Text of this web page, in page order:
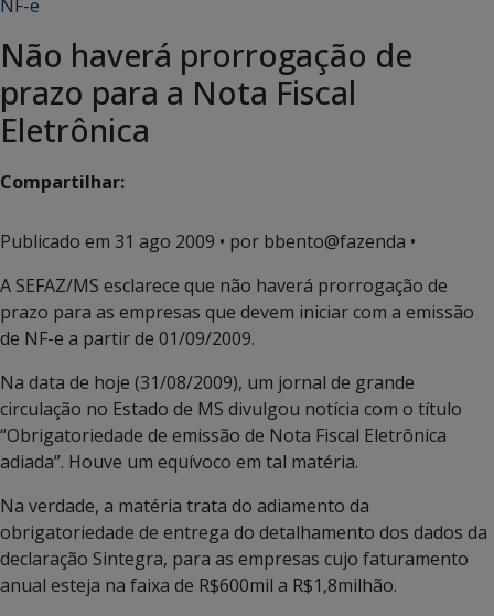
NF-e
Não haverá prorrogação de
prazo para a Nota Fiscal
Eletrônica
Compartilhar:
Publicado em 31 ago 2009 • por bbento@fazenda •
A SEFAZ/MS esclarece que não haverá prorrogação de
prazo para as empresas que devem iniciar com a emissão
de NF-e a partir de 01/09/2009.
Na data de hoje (31/08/2009), um jornal de grande
circulação no Estado de MS divulgou notícia com o título
“Obrigatoriedade de emissão de Nota Fiscal Eletrônica
adiada”. Houve um equívoco em tal matéria.
Na verdade, a matéria trata do adiamento da
obrigatoriedade de entrega do detalhamento dos dados da
declaração Sintegra, para as empresas cujo faturamento
anual esteja na faixa de R$600mil a R$1,8milhão.